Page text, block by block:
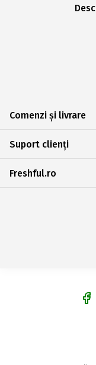
Comenzi și livrare
Suport clienți
Freshful.ro